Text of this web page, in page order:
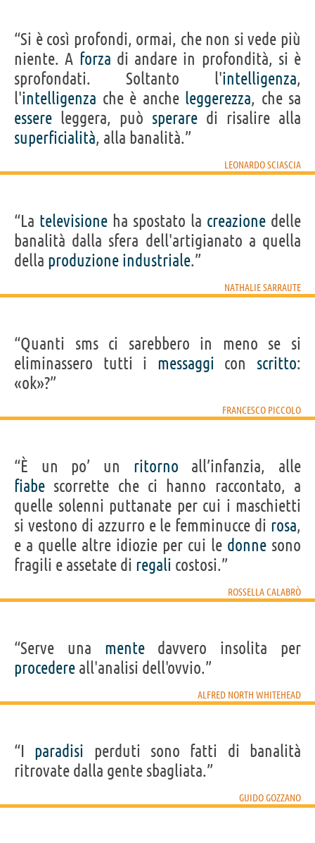
“Si è così profondi, ormai, che non si vede più
niente. A forza di andare in profondità, si è
sprofondati. Soltanto l'intelligenza,
l'intelligenza che è anche leggerezza, che sa
essere leggera, può sperare di risalire alla
superficialità, alla banalità.”
LEONARDO SCIASCIA
“La televisione ha spostato la creazione delle
banalità dalla sfera dell'artigianato a quella
della produzione industriale.”
NATHALIE SARRAUTE
“Quanti sms ci sarebbero in meno se si
eliminassero tutti i messaggi con scritto:
«ok»?”
FRANCESCO PICCOLO
“È un po’ un ritorno all’infanzia, alle
fiabe scorrette che ci hanno raccontato, a
quelle solenni puttanate per cui i maschietti
si vestono di azzurro e le femminucce di rosa,
e a quelle altre idiozie per cui le donne sono
fragili e assetate di regali costosi.”
ROSSELLA CALABRÒ
“Serve una mentedavvero insolita per
procedere all'analisi dell'ovvio.”
ALFRED NORTH WHITEHEAD
“I paradisi perduti sono fatti di banalità
ritrovate dalla gente sbagliata.”
GUIDO GOZZANO